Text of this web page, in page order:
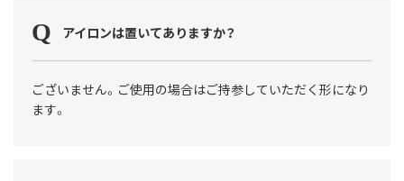
アイロンは置いてありますか？
ございません。ご使用の場合はご持参していただく形になり
ます。